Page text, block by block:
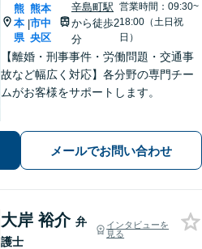
熊
本
県
|
熊本
市中
央区
辛島町駅
から徒歩2
分
営業時間：09:30~
18:00（土日祝
日）
【離婚・刑事事件・労働問題・交通事
故など幅広く対応】各分野の専門チー
ムがお客様をサポートします。
メールでお問い合わせ
大岸 裕介 弁
護士
インタビューを
見る